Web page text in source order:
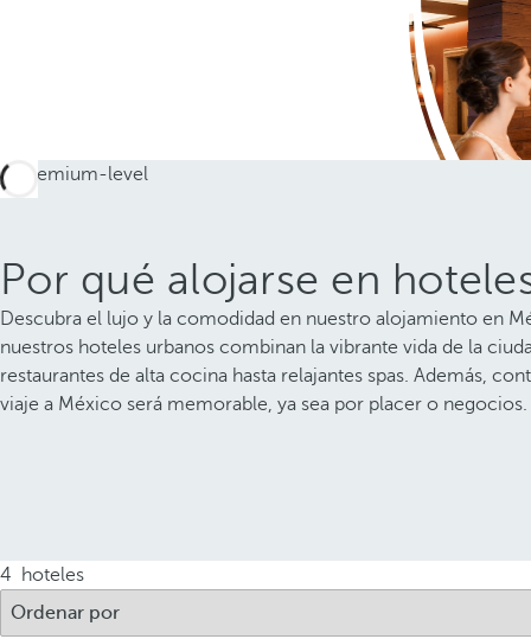
Por qué alojarse en
Descubra el lujo y la comodidad en nuestro alojamiento en
nuestros hoteles urbanos combinan la vibrante vida de la
restaurantes de alta cocina hasta relajantes spas. Además,
viaje a México será memorable, ya sea por placer o negocios.
4 hoteles